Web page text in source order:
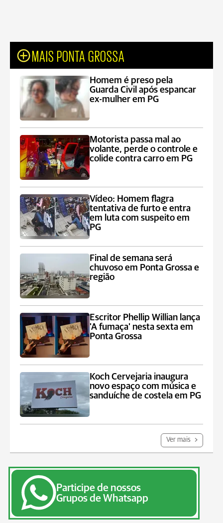
MAIS PONTA GROSSA
Homem é preso pela
Guarda Civil após espancar
ex-mulher em PG
Motorista passa mal ao
volante, perde o controle e
colide contra carro em PG
Vídeo: Homem flagra
tentativa de furto e entra
em luta com suspeito em
PG
Final de semana será
chuvoso em Ponta Grossa e
região
Escritor Phellip Willian lança
'A fumaça' nesta sexta em
Ponta Grossa
Koch Cervejaria inaugura
novo espaço com música e
sanduíche de costela em PG
Ver mais
Participe de nossos
Grupos de Whatsapp